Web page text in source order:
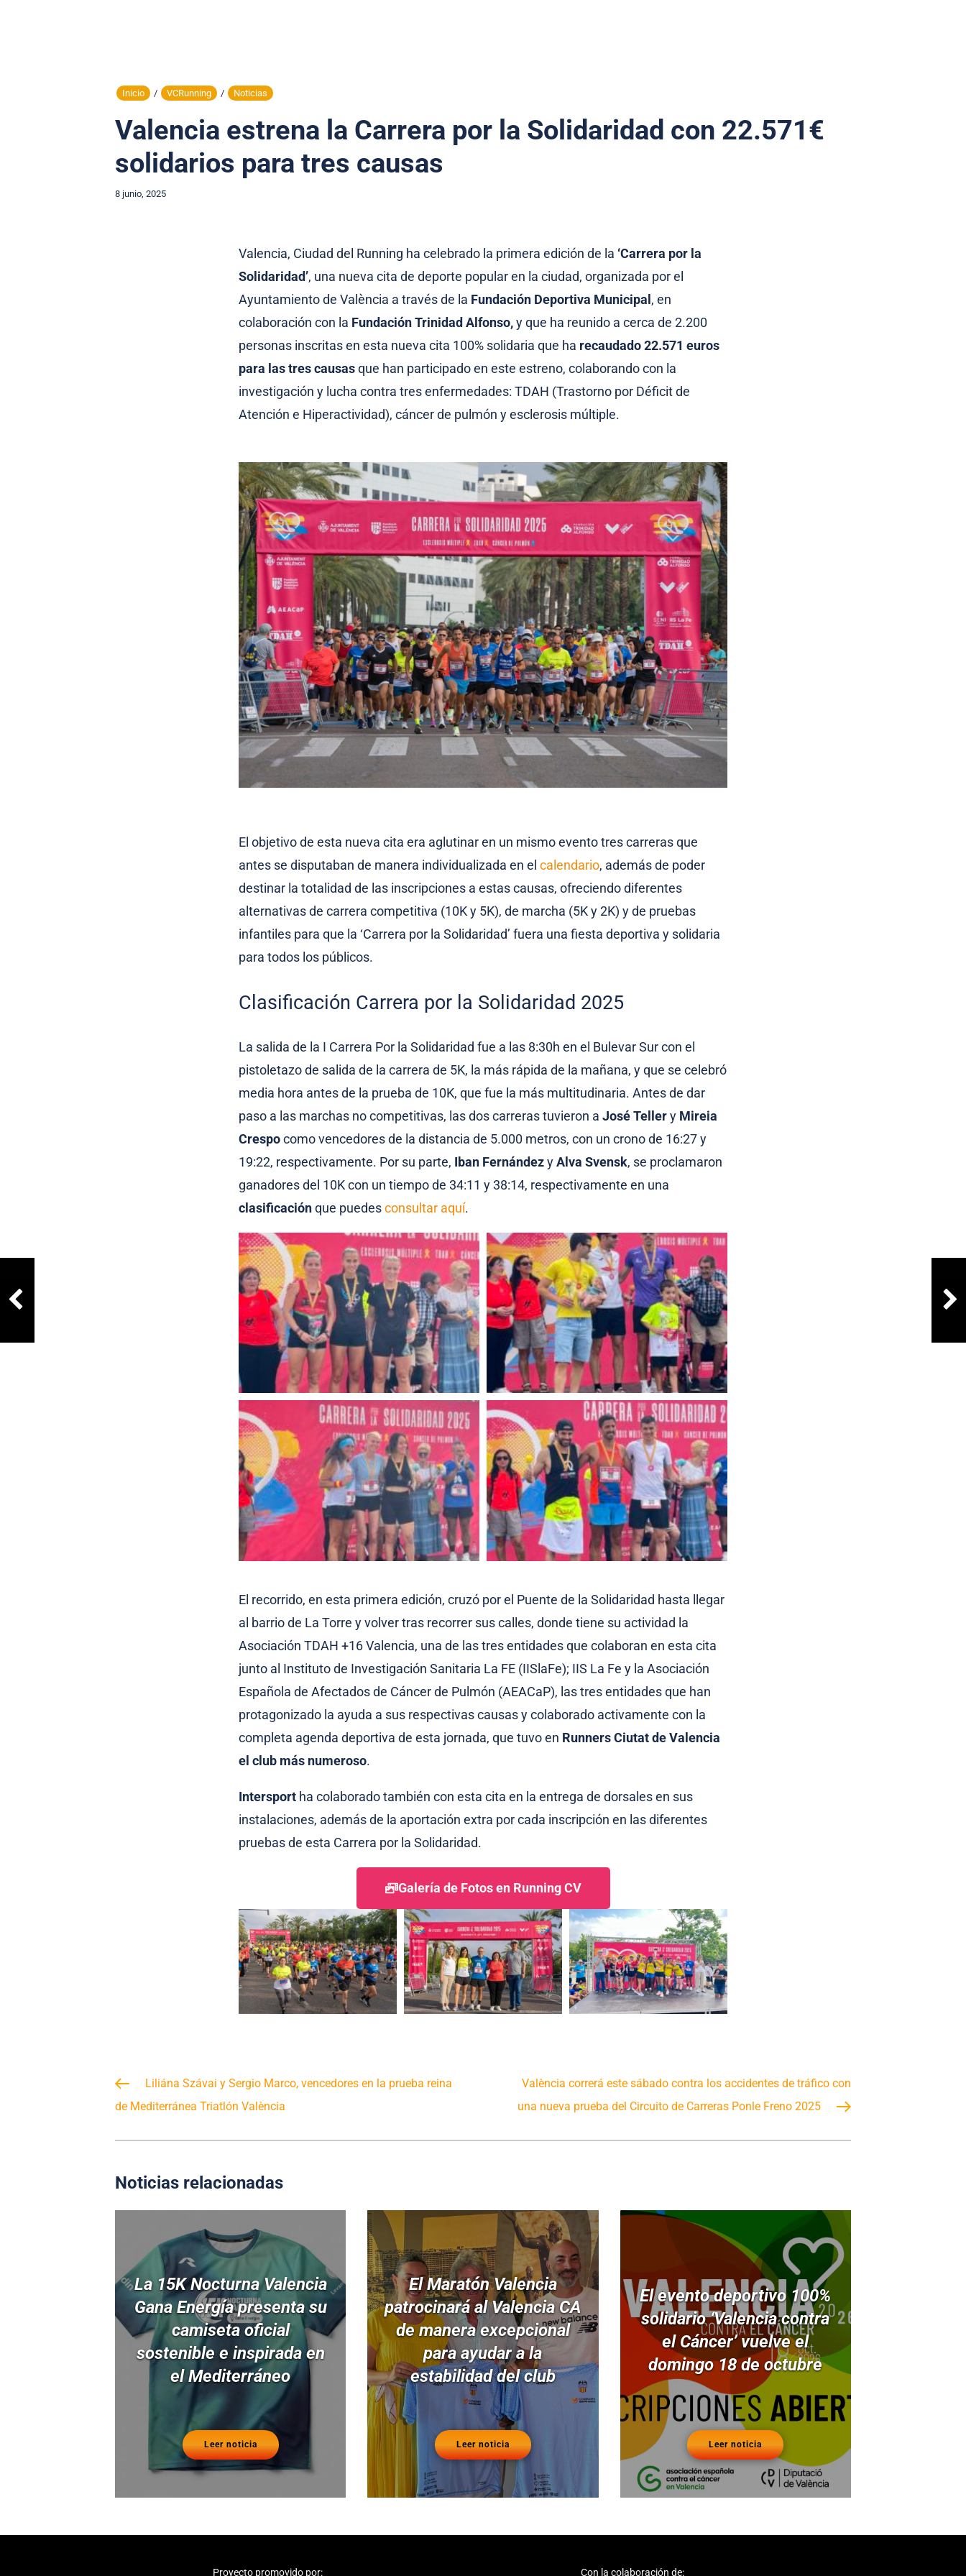
Inicio / VCRunning / Noticias
Valencia estrena la Carrera por la Solidaridad con 22.571€
solidarios para tres causas
8 junio, 2025
Valencia, Ciudad del Running ha celebrado la primera edición de la ‘Carrera por la
Solidaridad’, una nueva cita de deporte popular en la ciudad, organizada por el
Ayuntamiento de València a través de la Fundación Deportiva Municipal, en
colaboración con la Fundación Trinidad Alfonso,y que ha reunido a cerca de 2.200
personas inscritas en esta nueva cita 100% solidaria que ha recaudado 22.571 euros
para las tres causasque han participado en este estreno, colaborando con la
investigación y lucha contra tres enfermedades: TDAH (Trastorno por Déficit de
Atención e Hiperactividad), cáncer de pulmón y esclerosis múltiple.
El objetivo de esta nueva cita era aglutinar en un mismo evento tres carreras que
antes se disputaban de manera individualizada en el calendario, además de poder
destinar la totalidad de las inscripciones a estas causas, ofreciendo diferentes
alternativas de carrera competitiva (10K y 5K), de marcha (5K y 2K) y de pruebas
infantiles para que la ‘Carrera por la Solidaridad’ fuera una fiesta deportiva y solidaria
para todos los públicos.
Clasificación Carrera por la Solidaridad 2025
La salida de la I Carrera Por la Solidaridad fue a las 8:30h en el Bulevar Sur con el
pistoletazo de salida de la carrera de 5K, la más rápida de la mañana, y que se celebró
media hora antes de la prueba de 10K, que fue la más multitudinaria. Antes de dar
paso a las marchas no competitivas, las dos carreras tuvieron a José Tellery Mireia
Crespocomo vencedores de la distancia de 5.000 metros, con un crono de 16:27 y
19:22, respectivamente. Por su parte, Iban FernándezyAlva Svensk, se proclamaron
ganadores del 10K con un tiempo de 34:11 y 38:14, respectivamente en una
clasificaciónque puedesconsultar aquí.
El recorrido, en esta primera edición, cruzó por el Puente de la Solidaridad hasta llegar
al barrio de La Torre y volver tras recorrer sus calles, donde tiene su actividad la
Asociación TDAH +16 Valencia, una de las tres entidades que colaboran en esta cita
junto al Instituto de Investigación Sanitaria La FE (IISlaFe); IIS La Fe y la Asociación
Española de Afectados de Cáncer de Pulmón (AEACaP), las tres entidades que han
protagonizado la ayuda a sus respectivas causas y colaborado activamente con la
completa agenda deportiva de esta jornada, que tuvo en Runners Ciutat de Valencia
el club más numeroso.
Intersport ha colaborado también con esta cita en la entrega de dorsales en sus
instalaciones, además de la aportación extra por cada inscripción en las diferentes
pruebas de esta Carrera por la Solidaridad.
Galería de Fotos en Running CV
Liliána Szávai y Sergio Marco, vencedores en la prueba reina
de Mediterránea Triatlón València
València correrá este sábado contra los accidentes de tráfico con
una nueva prueba del Circuito de Carreras Ponle Freno 2025
Noticias relacionadas
La 15K Nocturna Valencia
Gana Energía presenta su
camiseta oficial
sostenible e inspirada en
el Mediterráneo
Leer noticia
El Maratón Valencia
patrocinará al Valencia CA
de manera excepcional
para ayudar a la
estabilidad del club
Leer noticia
El evento deportivo 100%
solidario ‘Valencia contra
el Cáncer’ vuelve el
domingo 18 de octubre
Leer noticia
Proyecto promovido por: Con la colaboración de: